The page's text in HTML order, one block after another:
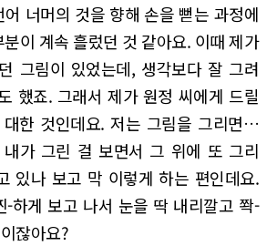
너머의 것을 향해 손을 뻗는 과정에
이 계속 흘렀던 것 같아요. 이때 제가
그림이 있었는데, 생각보다 잘 그려
했죠. 그래서 제가 원정 씨에게 드릴
대한 것인데요. 저는 그림을 그리면…
내가 그린 걸 보면서 그 위에 또 그리
있나 보고 막 이렇게 하는 편인데요.
-하게 보고 나서 눈을 딱 내리깔고 쫙-
잖아요?